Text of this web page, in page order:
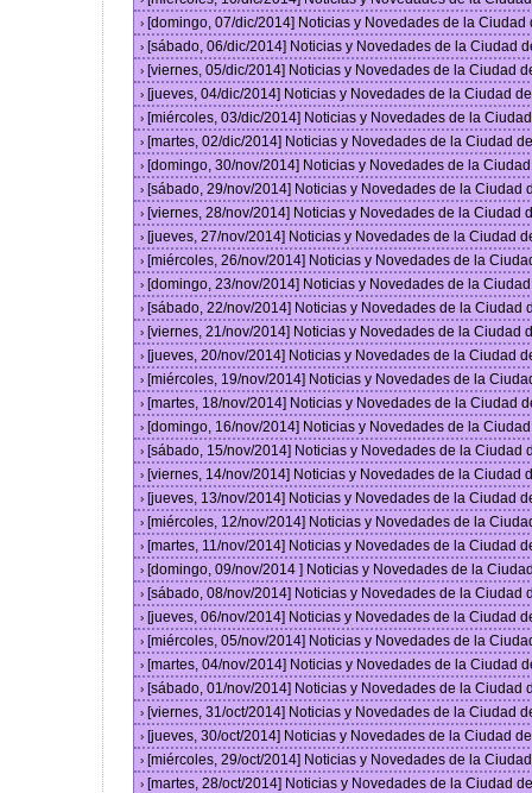
› [domingo, 07/dic/2014] Noticias y Novedades de la
› [sábado, 06/dic/2014] Noticias y Novedades de la Ciudad
› [viernes, 05/dic/2014] Noticias y Novedades de la Ciudad
› [jueves, 04/dic/2014] Noticias y Novedades de la Ciudad
› [miércoles, 03/dic/2014] Noticias y Novedades de la
› [martes, 02/dic/2014] Noticias y Novedades de la Ciudad
› [domingo, 30/nov/2014] Noticias y Novedades de la
› [sábado, 29/nov/2014] Noticias y Novedades de la Ciudad
› [viernes, 28/nov/2014] Noticias y Novedades de la Ciudad
› [jueves, 27/nov/2014] Noticias y Novedades de la Ciudad
› [miércoles, 26/nov/2014] Noticias y Novedades de la
› [domingo, 23/nov/2014] Noticias y Novedades de la
› [sábado, 22/nov/2014] Noticias y Novedades de la Ciudad
› [viernes, 21/nov/2014] Noticias y Novedades de la Ciudad
› [jueves, 20/nov/2014] Noticias y Novedades de la Ciudad
› [miércoles, 19/nov/2014] Noticias y Novedades de la
› [martes, 18/nov/2014] Noticias y Novedades de la Ciudad
› [domingo, 16/nov/2014] Noticias y Novedades de la
› [sábado, 15/nov/2014] Noticias y Novedades de la Ciudad
› [viernes, 14/nov/2014] Noticias y Novedades de la Ciudad
› [jueves, 13/nov/2014] Noticias y Novedades de la Ciudad
› [miércoles, 12/nov/2014] Noticias y Novedades de la
› [martes, 11/nov/2014] Noticias y Novedades de la Ciudad
› [domingo, 09/nov/2014 ] Noticias y Novedades de la
› [sábado, 08/nov/2014] Noticias y Novedades de la Ciudad
› [jueves, 06/nov/2014] Noticias y Novedades de la Ciudad
› [miércoles, 05/nov/2014] Noticias y Novedades de la
› [martes, 04/nov/2014] Noticias y Novedades de la Ciudad
› [sábado, 01/nov/2014] Noticias y Novedades de la Ciudad
› [viernes, 31/oct/2014] Noticias y Novedades de la Ciudad
› [jueves, 30/oct/2014] Noticias y Novedades de la Ciudad
› [miércoles, 29/oct/2014] Noticias y Novedades de la
› [martes, 28/oct/2014] Noticias y Novedades de la Ciudad